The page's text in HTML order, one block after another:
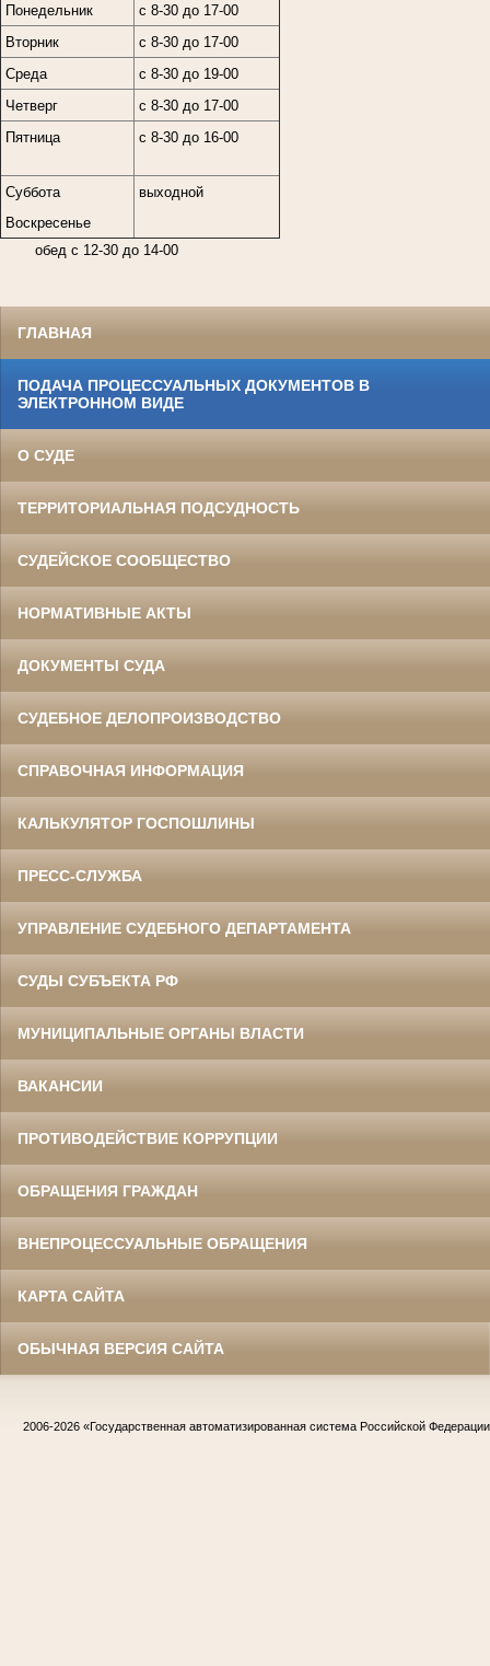
Понедельник
с 8-30 до 17-00
Вторник
с 8-30 до 17-00
Среда
с 8-30 до 19-00
Четверг
с 8-30 до 17-00
Пятница
с 8-30 до 16-00
Суббота
Воскресенье
выходной
обед с 12-30 до 14-00
ГЛАВНАЯ
ПОДАЧА ПРОЦЕССУАЛЬНЫХ ДОКУМЕНТОВ В
ЭЛЕКТРОННОМ ВИДЕ
О СУДЕ
ТЕРРИТОРИАЛЬНАЯ ПОДСУДНОСТЬ
СУДЕЙСКОЕ СООБЩЕСТВО
НОРМАТИВНЫЕ АКТЫ
ДОКУМЕНТЫ СУДА
СУДЕБНОЕ ДЕЛОПРОИЗВОДСТВО
СПРАВОЧНАЯ ИНФОРМАЦИЯ
КАЛЬКУЛЯТОР ГОСПОШЛИНЫ
ПРЕСС-СЛУЖБА
УПРАВЛЕНИЕ СУДЕБНОГО ДЕПАРТАМЕНТА
СУДЫ СУБЪЕКТА РФ
МУНИЦИПАЛЬНЫЕ ОРГАНЫ ВЛАСТИ
ВАКАНСИИ
ПРОТИВОДЕЙСТВИЕ КОРРУПЦИИ
ОБРАЩЕНИЯ ГРАЖДАН
ВНЕПРОЦЕССУАЛЬНЫЕ ОБРАЩЕНИЯ
КАРТА САЙТА
ОБЫЧНАЯ ВЕРСИЯ САЙТА
2006-2026 «Государственная автоматизированная система Российской